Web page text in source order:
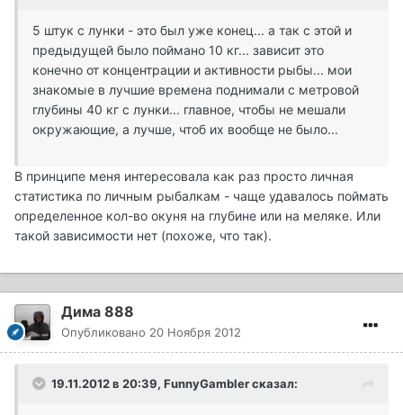
5 штук с лунки - это был уже конец... а так с этой и
предыдущей было поймано 10 кг... зависит это
конечно от концентрации и активности рыбы... мои
знакомые в лучшие времена поднимали с метровой
глубины 40 кг с лунки... главное, чтобы не мешали
окружающие, а лучше, чтоб их вообще не было...
В принципе меня интересовала как раз просто личная
статистика по личным рыбалкам - чаще удавалось поймать
определенное кол-во окуня на глубине или на меляке. Или
такой зависимости нет (похоже, что так).
Дима 888
Опубликовано 20 Ноября 2012
19.11.2012 в 20:39, FunnyGambler сказал: